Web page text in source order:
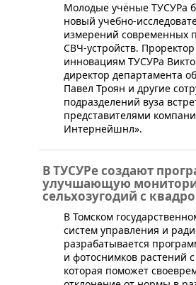
​Молодые учёные ТУСУРа
новый учебно-
измерений современных
СВЧ-устройств.
инновациям ТУСУРа
директор департамента
Павел Троян и другие
подразделений вуза
представителями
Интернейшнл».
В ТУСУРе создают
улучшающую
сельхозугодий с
​В Томском
систем управления и
разрабатывается
и фотоснимков растений
которая поможет